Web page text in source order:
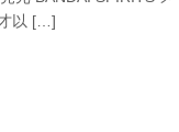
以 […]